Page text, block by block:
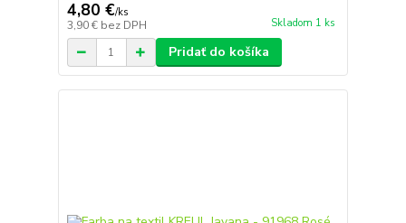
4,80 €/ks
3,90 € bez DPH Skladom 1 ks
Pridať do košíka